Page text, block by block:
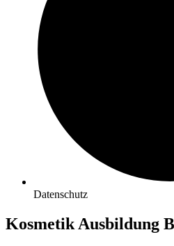
Datenschutz
Kosmetik Ausbildung